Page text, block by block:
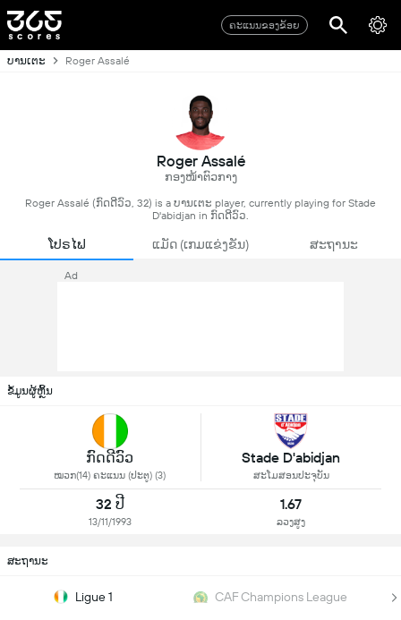
ຄະແນນຂອງຂ້ອຍ
ບານເຕະ Roger Assalé
Roger Assalé
ກອງໜ້າຕົວກາງ
Roger Assalé (ກົດດີວົວ, 32) is a ບານເຕະ player, currently playing for Stade
D'abidjan in ກົດດີວົວ.
ໂປຣໄຟ ແມັດ (ເກມແຂ່ງຂັນ) ສະຖານະ
Ad
ຂໍ້ມູນຜູ້ຫຼິ້ນ
ກົດດີວົວ
ໝວກ(14) ຄະແນນ (ປະຕູ) (3)
Stade D'abidjan
ສະໂມສອນປະຈຸບັນ
32 ປີ
13/11/1993
1.67
ລວງສູງ
ສະຖານະ
Ligue 1 CAF Champions League